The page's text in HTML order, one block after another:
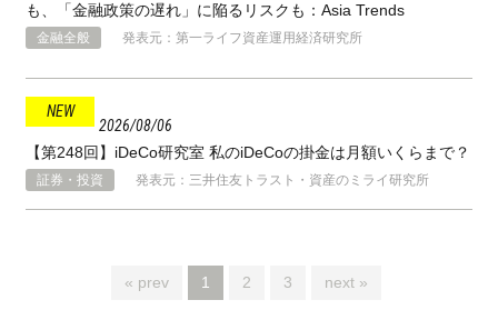
も、「金融政策の遅れ」に陥るリスクも：Asia Trends
金融全般 発表元：第一ライフ資産運用経済研究所
2026 08 06
【第248回】iDeCo研究室 私のiDeCoの掛金は月額いくらまで？
証券・投資 発表元：三井住友トラスト・資産のミライ研究所
« prev 1 2 3 next »